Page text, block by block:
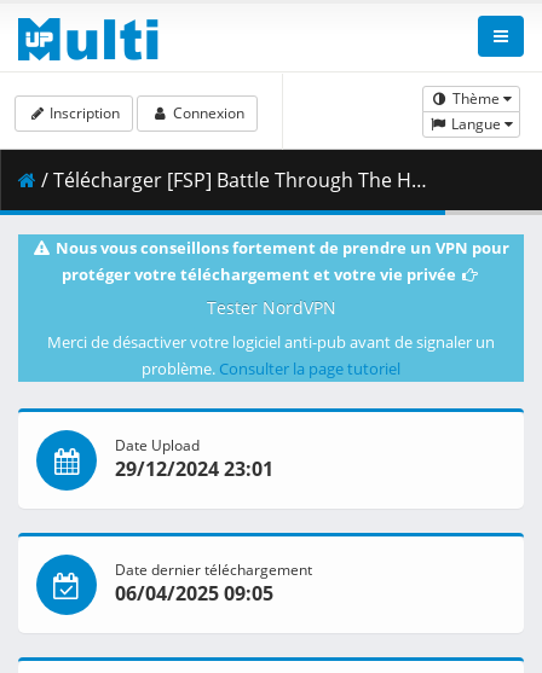
Thème
Langue
Inscription Connexion
/ Télécharger [FSP] Battle Through The Heavens NF - 127 [4K] [173902EB].mkv.003 ( 415.63 MB )
Nous vous conseillons fortement de prendre un VPN pour
protéger votre téléchargement et votre vie privée
Tester NordVPN
Merci de désactiver votre logiciel anti-pub avant de signaler un
problème. Consulter la page tutoriel
Date Upload
29/12/2024 23:01
Date dernier téléchargement
06/04/2025 09:05